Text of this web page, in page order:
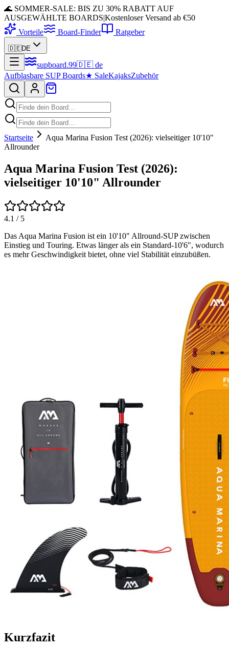
🌊 SOMMER-SALE: BIS ZU 30% RABATT AUF
AUSGEWÄHLTE BOARDS|Kostenloser Versand ab €50
Vorteile
Board-Finder Ratgeber
🇩🇪DE
supboard.99🇩🇪 de
Aufblasbare SUP Boards★ SaleKajaksZubehör
Startseite
Aqua Marina Fusion Test (2026): vielseitiger 10'10"
Allrounder
Aqua Marina Fusion Test (2026):
vielseitiger 10'10" Allrounder
4.1 / 5
Das Aqua Marina Fusion ist ein 10'10" Allround-SUP zwischen
Einstieg und Touring. Etwas länger als ein Standard-10'6", wodurch
es mehr Geschwindigkeit bietet, ohne viel Stabilität einzubüßen.
Kurzfazit